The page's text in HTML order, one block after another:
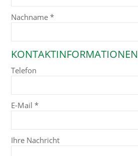
Nachname*
KONTAKTINFORMATIONEN
Telefon
E-Mail*
Ihre Nachricht